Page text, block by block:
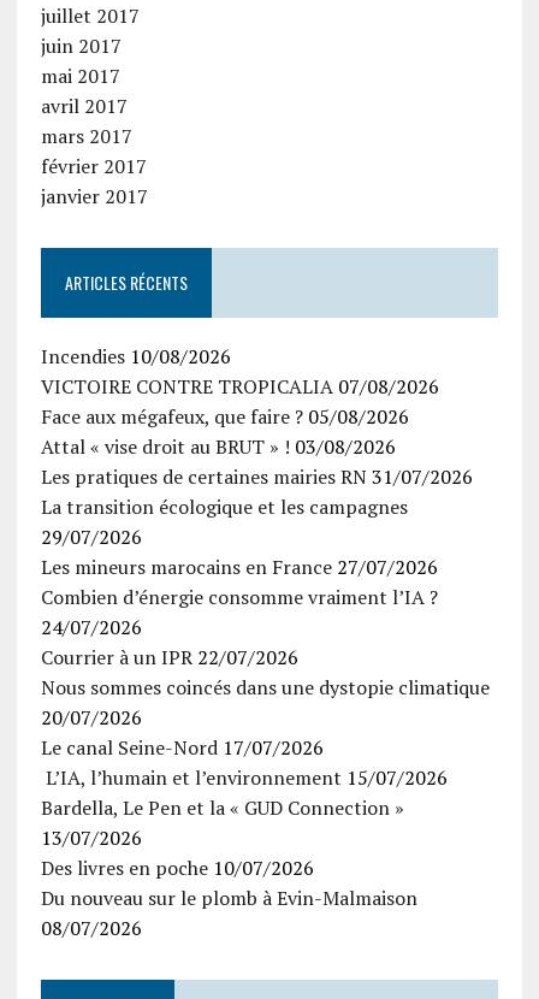
juillet 2017
juin 2017
mai 2017
avril 2017
mars 2017
février 2017
janvier 2017
ARTICLES RÉCENTS
Incendies 10/08/2026
VICTOIRE CONTRE TROPICALIA 07/08/2026
Face aux mégafeux, que faire ? 05/08/2026
Attal « vise droit au BRUT » ! 03/08/2026
Les pratiques de certaines mairies RN 31/07/2026
La transition écologique et les campagnes
29/07/2026
Les mineurs marocains en France 27/07/2026
Combien d’énergie consomme vraiment l’IA ?
24/07/2026
Courrier à un IPR 22/07/2026
Nous sommes coincés dans une dystopie climatique
20/07/2026
Le canal Seine-Nord 17/07/2026
L’IA, l’humain et l’environnement 15/07/2026
Bardella, Le Pen et la « GUD Connection »
13/07/2026
Des livres en poche 10/07/2026
Du nouveau sur le plomb à Evin-Malmaison
08/07/2026